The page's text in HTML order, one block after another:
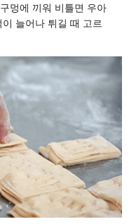
멍에 끼워 비틀면 우아
늘어나 튀길 때 고르